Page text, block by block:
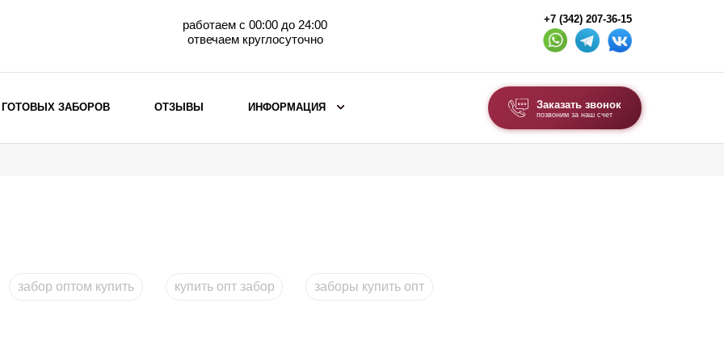
работаем с 00:00 до 24:00
отвечаем круглосуточно
+7 (342) 207-36-15
Металлические заборы
ВОРОТА И КАЛИТКИ
ГОТОВЫХ ЗАБОРОВ ОТЗЫВЫ ИНФОРМАЦИЯ Заказать звонок
позвоним за наш счет
забор оптом купить купить опт забор заборы купить опт